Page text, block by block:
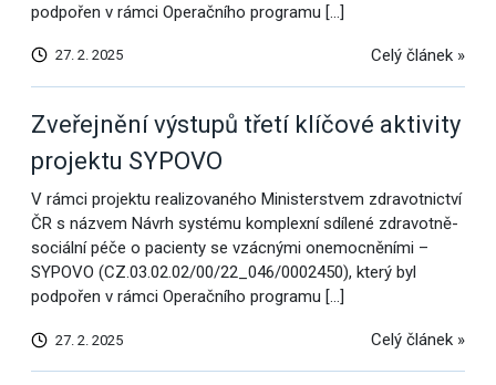
podpořen v rámci Operačního programu […]
27. 2. 2025 Celý článek »
Zveřejnění výstupů třetí klíčové aktivity
projektu SYPOVO
V rámci projektu realizovaného Ministerstvem zdravotnictví
ČR s názvem Návrh systému komplexní sdílené zdravotně-
sociální péče o pacienty se vzácnými onemocněními –
SYPOVO (CZ.03.02.02/00/22_046/0002450), který byl
podpořen v rámci Operačního programu […]
27. 2. 2025 Celý článek »